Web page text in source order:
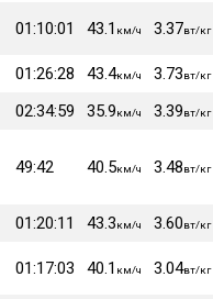
01:10:01 43.1 км/ч 3.37вт/кг
01:26:28 43.4км/ч 3.73вт/кг
02:34:59 35.9км/ч 3.39вт/кг
49:42 40.5км/ч 3.48вт/кг
01:20:11 43.3км/ч 3.60вт/кг
01:17:03 40.1 км/ч 3.04вт/кг